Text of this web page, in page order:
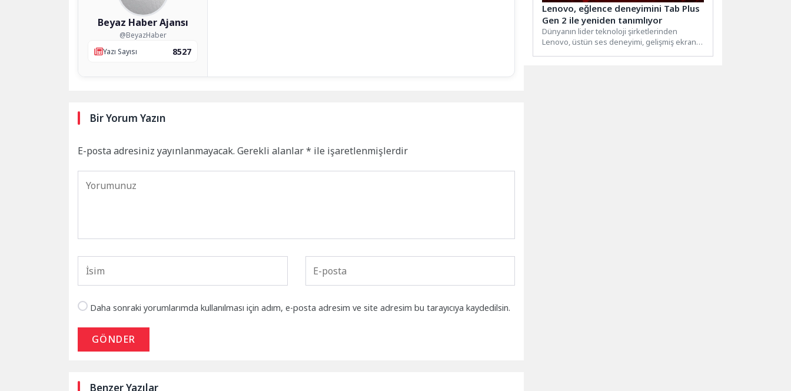
Beyaz Haber Ajansı
@BeyazHaber
Yazı Sayısı
8527
Bir Yorum Yazın
E-posta adresiniz yayınlanmayacak. Gerekli alanlar* ile işaretlenmişlerdir
Daha sonraki yorumlarımda kullanılması için adım, e-posta adresim ve site adresim bu tarayıcıya kaydedilsin.
GÖNDER
Benzer Yazılar
Lenovo, eğlence deneyimini Tab Plus
Gen 2 ile yeniden tanımlıyor
Dünyanın lider teknoloji şirketlerinden
Lenovo, üstün ses deneyimi, gelişmiş ekran